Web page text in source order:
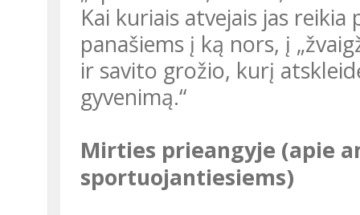
Kai kuriais atvejais jas
panašiems į ką nors, į
ir savito grožio, kurį
gyvenimą.“
Mirties prieangyje (apie anabolinių steroidų poveikį
sportuojantiesiems)